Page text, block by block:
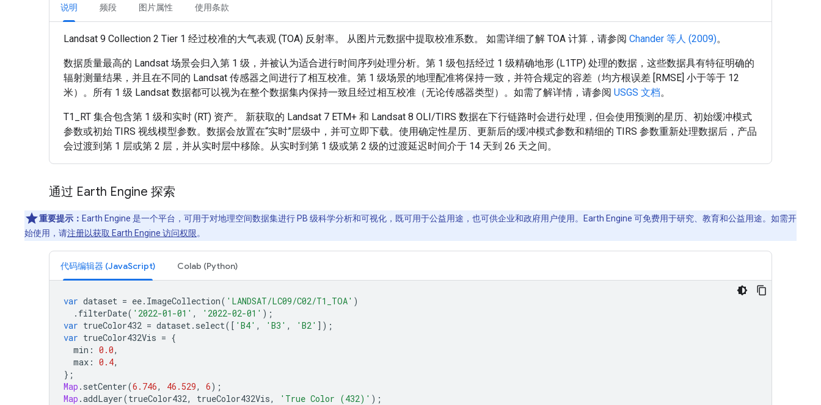
说明 频段 图片属性 使用条款
Landsat 9 Collection 2 Tier 1 经过校准的大气表观 (TOA) 反射率。 从图片元数据中提取校准系数。 如需详细了解 TOA 计算，请参阅 Chander 等人 (2009)。
数据质量最高的 Landsat 场景会归入第 1 级，并被认为适合进行时间序列处理分析。第 1 级包括经过 1 级精确地形 (L1TP) 处理的数据，这些数据具有特征明确的
辐射测量结果，并且在不同的 Landsat 传感器之间进行了相互校准。第 1 级场景的地理配准将保持一致，并符合规定的容差（均方根误差 [RMSE] 小于等于 12
米）。所有 1 级 Landsat 数据都可以视为在整个数据集内保持一致且经过相互校准（无论传感器类型）。如需了解详情，请参阅 USGS 文档。
T1_RT 集合包含第 1 级和实时 (RT) 资产。 新获取的 Landsat 7 ETM+ 和 Landsat 8 OLI/TIRS 数据在下行链路时会进行处理，但会使用预测的星历、初始缓冲模式
参数或初始 TIRS 视线模型参数。数据会放置在“实时”层级中，并可立即下载。使用确定性星历、更新后的缓冲模式参数和精细的 TIRS 参数重新处理数据后，产品
会过渡到第 1 层或第 2 层，并从实时层中移除。从实时到第 1 级或第 2 级的过渡延迟时间介于 14 天到 26 天之间。
通过 Earth Engine 探索
重要提示： Earth Engine 是一个平台，可用于对地理空间数据集进行 PB 级科学分析和可视化，既可用于公益用途，也可供企业和政府用户使用。Earth Engine 可免费用于研究、教育和公益用途。如需开
始使用，请注册以获取 Earth Engine 访问权限。
代码编辑器 (JavaScript) Colab (Python)
var dataset = ee. ImageCollection( 'LANDSAT/LC09/C02/T1_TOA' )
. filterDate( '2022-01-01' , '2022-02-01' );
var trueColor432 = dataset. select([ 'B4' , 'B3' , 'B2' ]);
var trueColor432Vis = {
min : 0.0,
max : 0.4,
};
Map . setCenter(6.746, 46.529, 6);
Map .addLayer(trueColor432, trueColor432Vis, 'True Color (432)' );